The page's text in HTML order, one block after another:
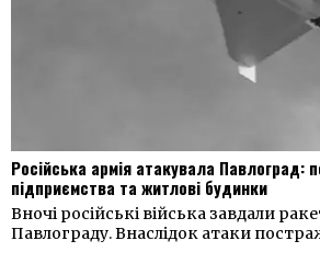
Російська армія атакувала Павлоград:
підприємства та житлові будинки
Вночі російські війська завдали
Павлограду. Внаслідок атаки